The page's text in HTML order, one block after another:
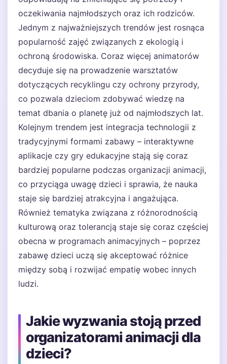
oczekiwania najmłodszych oraz ich rodziców.
Jednym z najważniejszych trendów jest rosnąca
popularność zajęć związanych z ekologią i
ochroną środowiska. Coraz więcej animatorów
decyduje się na prowadzenie warsztatów
dotyczących recyklingu czy ochrony przyrody,
co pozwala dzieciom zdobywać wiedzę na
temat dbania o planetę już od najmłodszych lat.
Kolejnym trendem jest integracja technologii z
tradycyjnymi formami zabawy – interaktywne
aplikacje czy gry edukacyjne stają się coraz
bardziej popularne podczas organizacji animacji,
co przyciąga uwagę dzieci i sprawia, że nauka
staje się bardziej atrakcyjna i angażująca.
Również tematyka związana z różnorodnością
kulturową oraz tolerancją staje się coraz częściej
obecna w programach animacyjnych – poprzez
zabawę dzieci uczą się akceptować różnice
między sobą i rozwijać empatię wobec innych
ludzi.
Jakie wyzwania stoją przed
organizatorami animacji dla
dzieci?